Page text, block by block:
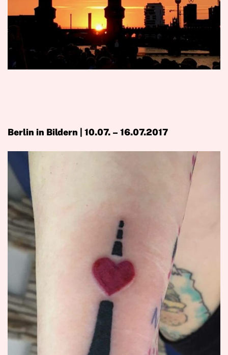
Berlin in Bildern | 10.07. – 16.07.2017